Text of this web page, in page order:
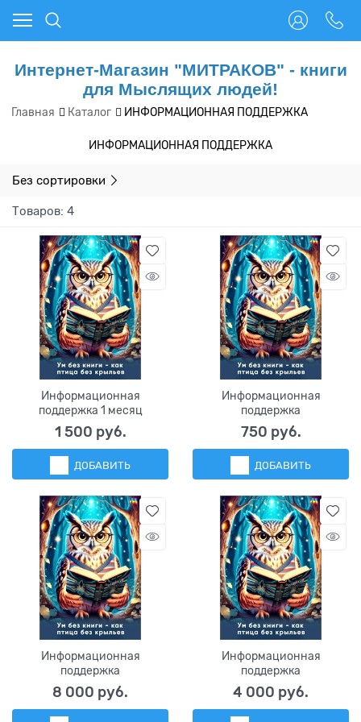
Интернет-Магазин "МИТРАКОВ" - книги
для Мыслящих людей!
Главная Каталог ИНФОРМАЦИОННАЯ ПОДДЕРЖКА
ИНФОРМАЦИОННАЯ ПОДДЕРЖКА
Без сортировки
Товаров: 4
Информационная
поддержка 1 месяц
1 500 руб.
ДОБАВИТЬ
Информационная
поддержка
750 руб.
ДОБАВИТЬ
Информационная
поддержка
8 000 руб.
Информационная
поддержка
4 000 руб.